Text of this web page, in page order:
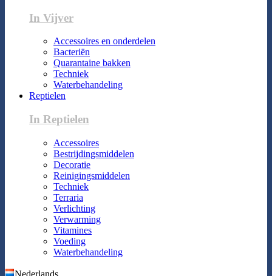
In Vijver
Accessoires en onderdelen
Bacteriën
Quarantaine bakken
Techniek
Waterbehandeling
Reptielen
In Reptielen
Accessoires
Bestrijdingsmiddelen
Decoratie
Reinigingsmiddelen
Techniek
Terraria
Verlichting
Verwarming
Vitamines
Voeding
Waterbehandeling
Nederlands